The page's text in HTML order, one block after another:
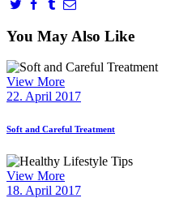
You May Also Like
View More
22. April 2017
Soft and Careful Treatment
View More
18. April 2017